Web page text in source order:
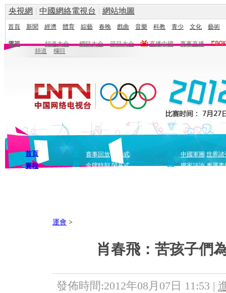
央視網 | 中國網絡電視台 | 網站地圖
首頁 新聞 經濟 體育 綜藝 春晚 戲曲 音樂 科教 青少 文化 藝術
電視 頻道大全 欄目大全 節目大全 直播中國
賽事直播
頻道
欄目
首頁
賽程
頻
賽事回放
開幕式
金牌時刻 閉幕式
中國軍團 世界諸
獨家評論 奧運畫
運會 >
肖春飛：苦孩子們
發佈時間:2012年08月07日 11:53 |